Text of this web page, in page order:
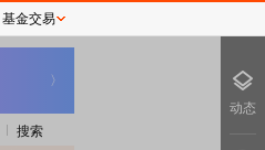
搜索
基金交易
动态